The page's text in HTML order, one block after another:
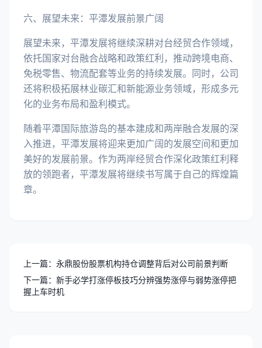
六、展望未来：平潭发展前景广阔
展望未来，平潭发展将继续深耕对台经贸合作领域，
依托国家对台融合战略和政策红利，推动跨境电商、
免税零售、物流配套等业务的持续发展。同时，公司
还将积极拓展林业碳汇和新能源业务领域，形成多元
化的业务布局和盈利模式。
随着平潭国际旅游岛的基本建成和两岸融合发展的深
入推进，平潭发展将迎来更加广阔的发展空间和更加
美好的发展前景。作为两岸经贸合作深化政策红利释
放的领跑者，平潭发展将继续书写属于自己的辉煌篇
章。
上一篇：永鼎股份股票机构持仓调整背后对公司前景判断
下一篇：新手必学打涨停板技巧分辨强势涨停与弱势涨停把
握上车时机